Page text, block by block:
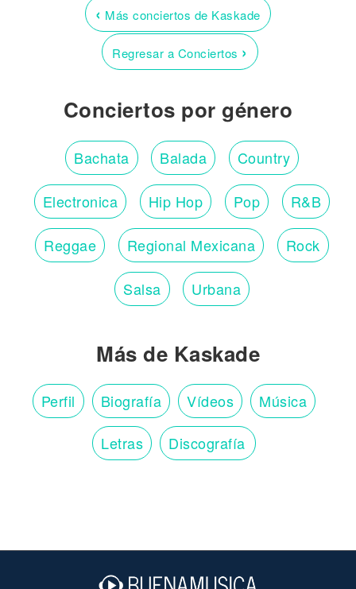
‹ Más conciertos de Kaskade
Regresar a Conciertos ›
Conciertos por género
Bachata Balada Country
Electronica Hip Hop Pop R&B
Reggae Regional Mexicana Rock
Salsa Urbana
Más de Kaskade
Perfil Biografía Vídeos Música
Letras Discografía